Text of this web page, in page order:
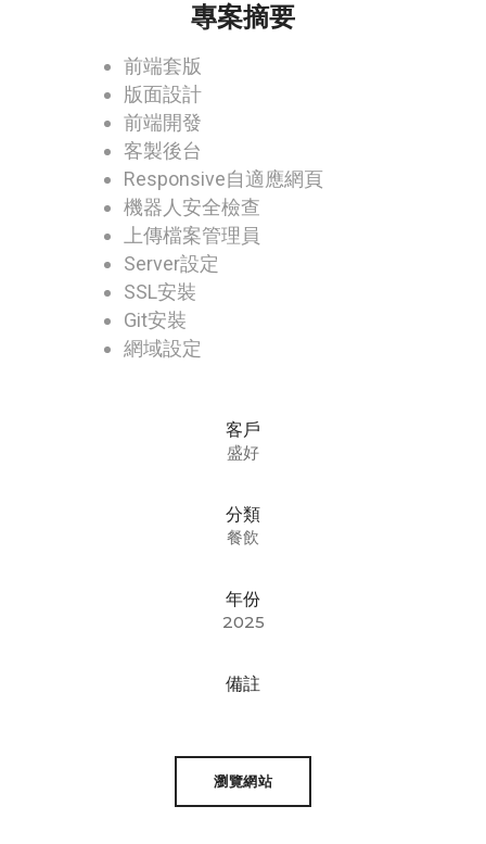
專案摘要
前端套版
版面設計
前端開發
客製後台
Responsive自適應網頁
機器人安全檢查
上傳檔案管理員
Server設定
SSL安裝
Git安裝
網域設定
客戶
盛好
分類
餐飲
年份
2025
備註
瀏覽網站